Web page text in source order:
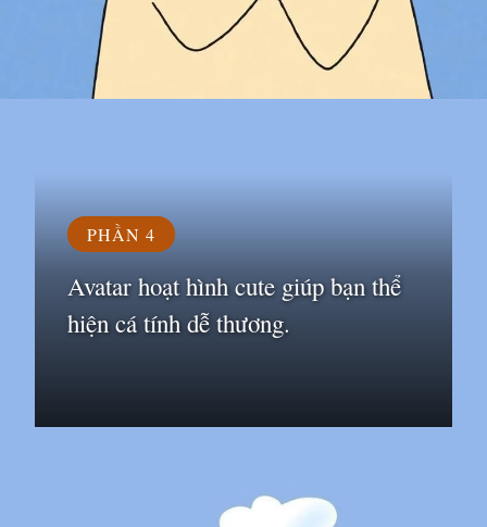
PHẦN 4
Avatar hoạt hình cute giúp bạn thể
hiện cá tính dễ thương.